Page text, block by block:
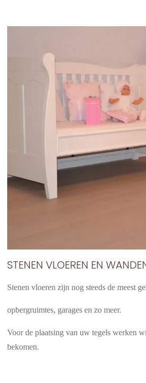
STENEN VLOEREN EN
Stenen vloeren zijn nog steeds de meest
opbergruimtes, garages en zo meer.
Voor de plaatsing van uw tegels werken
bekomen.